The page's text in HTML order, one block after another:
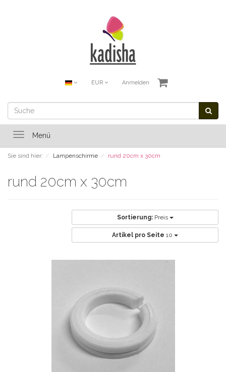
EUR Anmelden
ToggleMenü
Sie sind hier: Lampenschirme rund 20cm x 30cm
rund 20cm x 30cm
Sortierung: Preis
Artikel pro Seite 10